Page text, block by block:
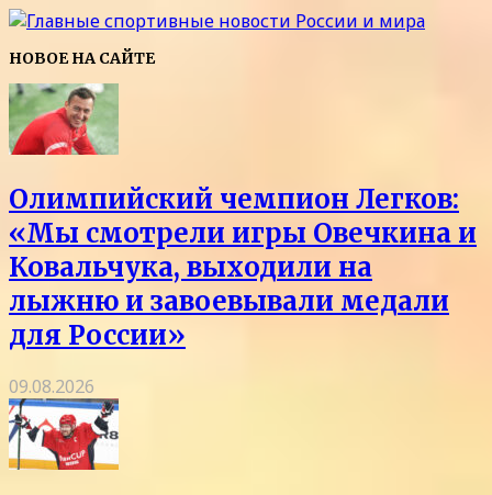
НОВОЕ НА САЙТЕ
Олимпийский чемпион Легков:
«Мы смотрели игры Овечкина и
Ковальчука, выходили на
лыжню и завоевывали медали
для России»
09.08.2026